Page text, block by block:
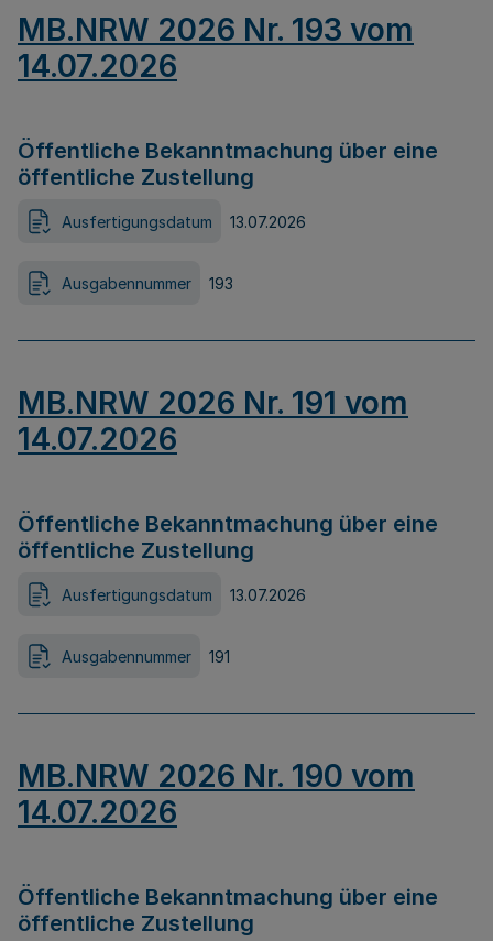
MB.NRW 2026 Nr. 193 vom
14.07.2026
Öffentliche Bekanntmachung über eine
öffentliche Zustellung
Ausfertigungsdatum 13.07.2026
Ausgabennummer 193
MB.NRW 2026 Nr. 191 vom
14.07.2026
Öffentliche Bekanntmachung über eine
öffentliche Zustellung
Ausfertigungsdatum 13.07.2026
Ausgabennummer 191
MB.NRW 2026 Nr. 190 vom
14.07.2026
Öffentliche Bekanntmachung über eine
öffentliche Zustellung